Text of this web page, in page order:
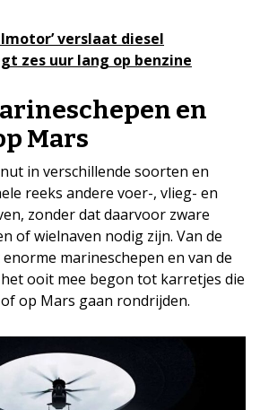
verslaat diesel
zes uur lang op benzine
en
Mars
in verschillende soorten en
reeks andere voer-, vlieg- en
zonder dat daarvoor zware
of wielnaven nodig zijn. Van de
marineschepen en van de
ooit mee begon tot karretjes die
op Mars gaan rondrijden.